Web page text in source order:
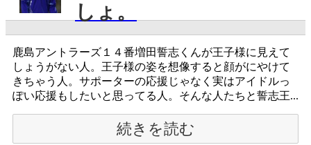
しょ。
鹿島アントラーズ１４番増田誓志くんが王子様に見えて
しょうがない人。王子様の姿を想像すると顔がにやけて
きちゃう人。サポーターの応援じゃなく実はアイドルっ
ぽい応援もしたいと思ってる人。そんな人たちと誓志王...
続きを読む